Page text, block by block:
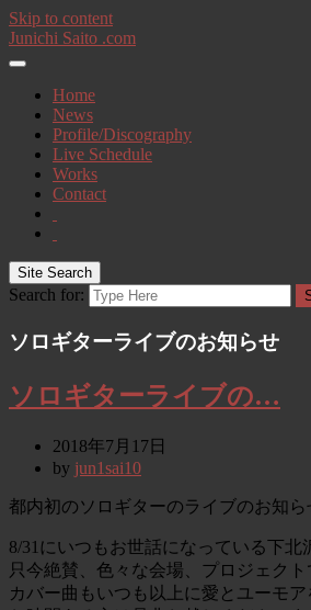
Skip to content
Junichi Saito .com
Home
News
Profile/Discography
Live Schedule
Works
Contact
Site Search
Search for:
ソロギターライブのお知らせ
ソロギターライブの…
2018年7月17日
by jun1sai10
都内初のソロギターのライブのお知ら
8/31にいつもお世話になっている下北
只今絶賛、色々な会場、 プロジェク
カバー曲もいつも以上に愛とユーモ